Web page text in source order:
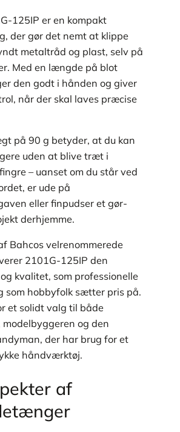
125IP er en kompakt
der gør det nemt at klippe
metaltråd og plast, selv på
Med en længde på blot
den godt i hånden og giver
når der skal laves præcise
på 90 g betyder, at du kan
uden at blive træt i
– uanset om du står ved
er ude på
eller finpudser et gør-
derhjemme.
Bahcos velrenommerede
2101G-125IP den
kvalitet, som professionelle
som hobbyfolk sætter pris på.
et solidt valg til både
modelbyggeren og den
der har brug for et
håndværktøj.
af